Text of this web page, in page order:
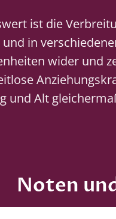
ist die
in
wider und
und Alt
Noten